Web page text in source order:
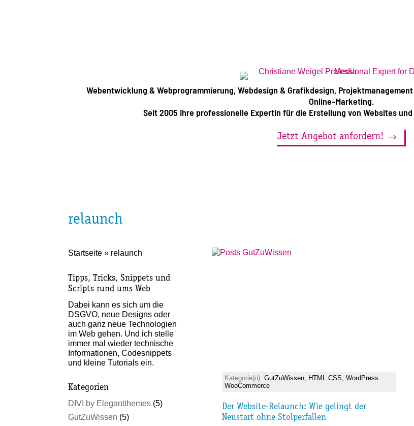
Webentwicklung & Webprogrammierung, Webdesign & Grafikdesign,
Online-Marketing.
Seit 2005 Ihre professionelle Expertin für die Erstellung von Websites
Jetzt Angebot anfordern!
relaunch
Startseite » relaunch
Tipps, Tricks, Snippets und
Scripts rund ums Web
Dabei kann es sich um die
DSGVO, neue Designs oder
auch ganz neue Technologien
im Web gehen. Und ich stelle
immer mal wieder technische
Informationen, Codesnippets
und kleine Tutorials ein.
Kategorien
DIVI by Elegantthemes (5)
GutZuWissen (5)
Der Website-Relaunch: Wie gelingt der
Neustart ohne Stolperfallen
GutZuWissen, HTML CSS, WordPress
WooCommerce